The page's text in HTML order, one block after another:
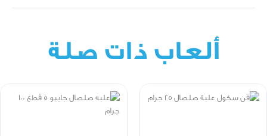
ألعاب ذات صلة